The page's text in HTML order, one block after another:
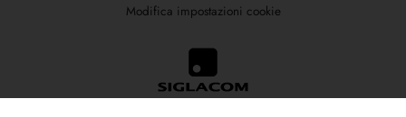
Modifica impostazioni cookie